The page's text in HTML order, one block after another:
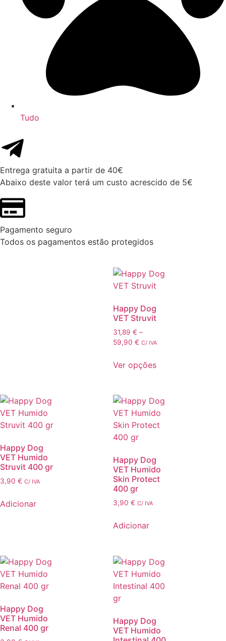
Tudo
Entrega gratuita a partir de 40€
Abaixo deste valor terá um custo acrescido de 5€
Pagamento seguro
Todos os pagamentos estão protegidos
Happy Dog
VET Struvit
31,89 € –
59,90 € C/ IVA
Ver opções
Happy Dog
VET Humido
Struvit 400 gr
3,90 € C/ IVA
Adicionar
Happy Dog
VET Humido
Skin Protect
400 gr
3,90 € C/ IVA
Adicionar
Happy Dog
VET Humido
Renal 400 gr
Happy Dog
VET Humido